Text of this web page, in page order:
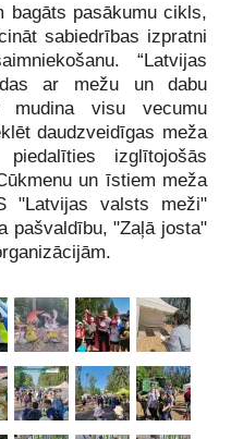
bagāts pasākumu cikls,
sabiedrības izpratni
“Latvijas
ar mežu un dabu
mudina visu vecumu
daudzveidīgas meža
izglītojošās
un īstiem meža
"Latvijas valsts meži"
pašvaldību, "Zaļā josta"